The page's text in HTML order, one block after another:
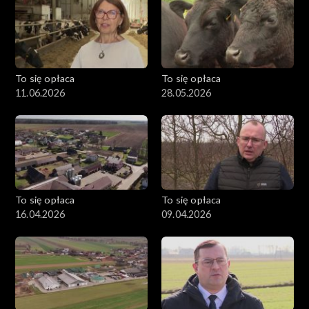
To się opłaca
11.06.2026
To się opłaca
28.05.2026
To się opłaca
16.04.2026
To się opłaca
09.04.2026